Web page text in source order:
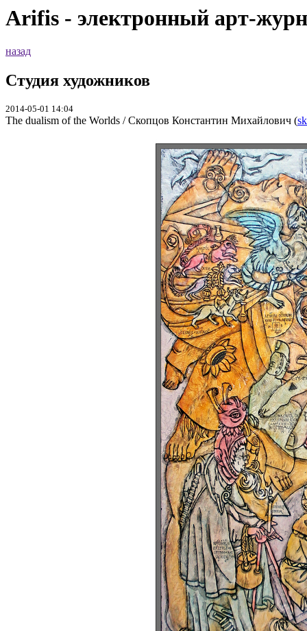
Arifis - электронный арт-
назад
Студия художников
2014-05-01 14:04
The dualism of the Worlds / Скопцов Константин Михайлович (